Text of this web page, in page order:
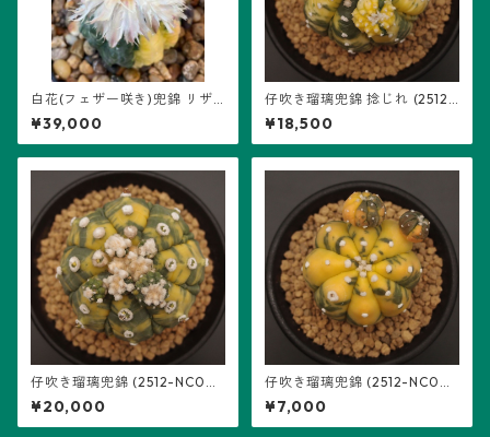
白花(フェザー咲き)兜錦 リザ
ード・スキン (2502-W01)：
アストロフィツム属 ※実生 ※
2026/4/13 再撮影
¥39,000
仔吹き瑠璃兜錦 捻じれ (2512-
NC04)：アストロフィツム属
※実生
¥18,500
仔吹き瑠璃兜錦 (2512-NC0
5)：アストロフィツム属 ※実
生
¥20,000
仔吹き瑠璃兜錦 (2512-NC0
2)：アストロフィツム属 ※実
生
¥7,000